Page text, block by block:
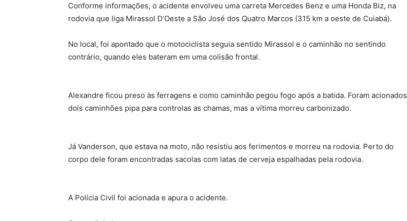
Conforme informações, o acidente envolveu uma carreta Mercedes Benz e uma Honda Biz, na
rodovia que liga Mirassol D’Oeste a São José dos Quatro Marcos (315 km a oeste de Cuiabá).
No local, foi apontado que o motociclista seguia sentido Mirassol e o caminhão no sentindo
contrário, quando eles bateram em uma colisão frontal.
Alexandre ficou preso às ferragens e como caminhão pegou fogo após a batida. Foram acionados
dois caminhões pipa para controlas as chamas, mas a vítima morreu carbonizado.
Já Vanderson, que estava na moto, não resistiu aos ferimentos e morreu na rodovia. Perto do
corpo dele foram encontradas sacolas com latas de cerveja espalhadas pela rodovia.
A Polícia Civil foi acionada e apura o acidente.